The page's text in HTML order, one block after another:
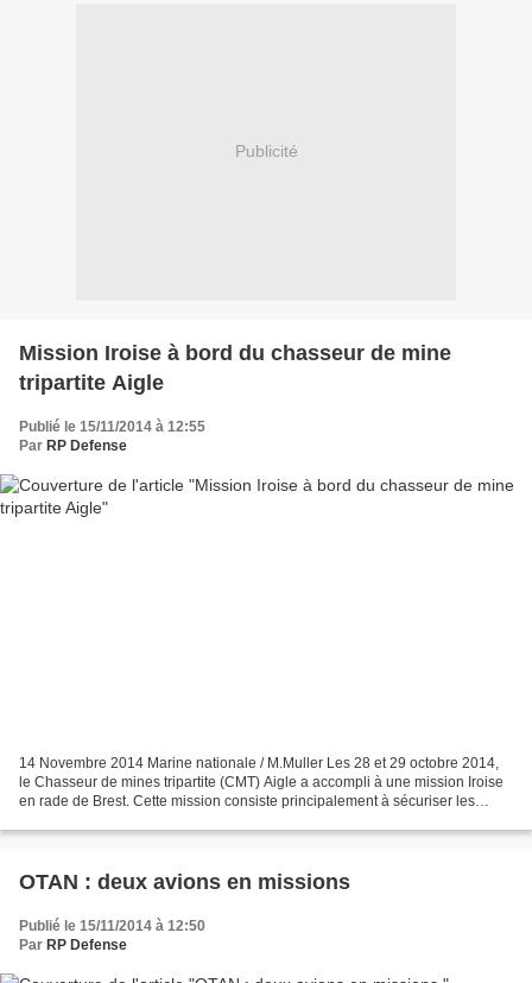
Publicité
Mission Iroise à bord du chasseur de mine
tripartite Aigle
Publié le 15/11/2014 à 12:55
Par RP Defense
14 Novembre 2014 Marine nationale / M.Muller Les 28 et 29 octobre 2014,
le Chasseur de mines tripartite (CMT) Aigle a accompli à une mission Iroise
en rade de Brest. Cette mission consiste principalement à sécuriser les
OTAN : deux avions en missions
Publié le 15/11/2014 à 12:50
Par RP Defense